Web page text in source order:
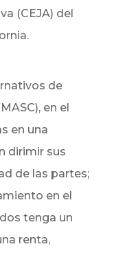
(CEJA) del
de
en el
en una
dirimir sus
de las partes;
en el
tenga un
renta,